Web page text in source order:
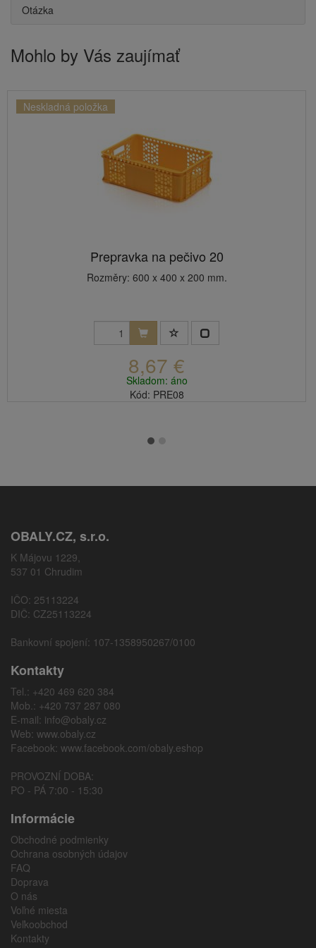
Otázka
Mohlo by Vás zaujímať
Neskladná položka
Prepravka na pečivo 20
Rozměry: 600 x 400 x 200 mm.
8,67 €
Skladom: áno
Kód: PRE08
OBALY.CZ, s.r.o.
K Májovu 1229,
537 01 Chrudim
IČO: 25113224
DIČ: CZ25113224
Bankovní spojení: 107-1358950267/0100
Kontakty
Tel.: +420 469 620 384
Mob.: +420 737 287 080
E-mail: info@obaly.cz
Web: www.obaly.cz
Facebook: www.facebook.com/obaly.eshop
PROVOZNÍ DOBA:
PO - PÁ 7:00 - 15:30
Informácie
Obchodné podmienky
Ochrana osobných údajov
FAQ
Doprava
O nás
Voľné miesta
Veľkoobchod
Kontakty